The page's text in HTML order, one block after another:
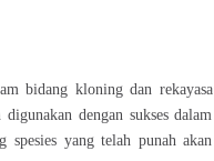
bidang kloning dan rekayasa
dengan sukses dalam
yang telah punah akan